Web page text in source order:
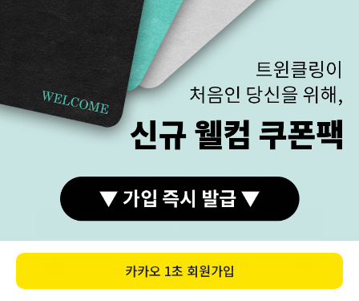
구매하기
큐빅 및 보석은 사용 기간과 상관없이 빠질 수 있습니다.
소비자 과실 등 어떠한 경우라도 큐빅이 빠진 경우 평생
무료 A/S 입니다.
(외부의 물리적인 충격이나 자극으로 인해 큐빅이 빠진 경
우는 유상 수리 항목에 해당됩니다.)
상품 이미지는 고객님의 이해를 돕기 위해 실제 크기보다
확대되었습니다.
정확한 치수는 상품 정보를 확인해 주세요.
됩니다.
광작업 후 큐빅 스톤에 광약이 제대로 안빠지는 경우가 있
을 수 있습니다.
및 환불 대상이 아닙니다.
화이트
아주 작은 확률로 화이트골드는 알레르기 반응을 일으킬
카카오 1초 회원가입